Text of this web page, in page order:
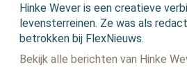
Hinke Wever is een creatieve
levensterreinen. Ze was als
betrokken bij FlexNieuws.
Bekijk alle berichten van Hinke